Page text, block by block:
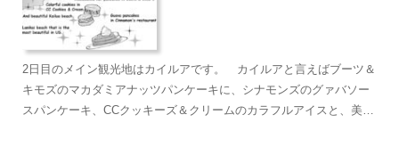
2日目のメイン観光地はカイルアです。 カイルアと言えばブーツ＆
キモズのマカダミアナッツパンケーキに、シナモンズのグァバソー
スパンケーキ、CCクッキーズ＆クリームのカラフルアイスと、美味